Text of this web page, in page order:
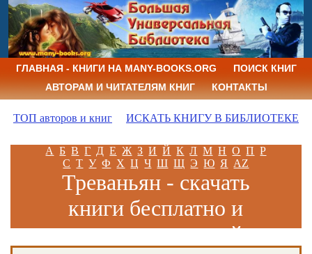
ГЛАВНАЯ - КНИГИ НА MANY-BOOKS.ORG
ПОИСК КНИГ
АВТОРАМ И ЧИТАТЕЛЯМ КНИГ
КОНТАКТЫ
ТОП авторов и книг ИСКАТЬ КНИГУ В БИБЛИОТЕКЕ
А Б В Г Д Е Ж З И Й К Л М Н О П Р
С Т У Ф Х Ц Ч Ш Щ Э Ю Я AZ
Треваньян - скачать
книги бесплатно и
читать книги онлайн